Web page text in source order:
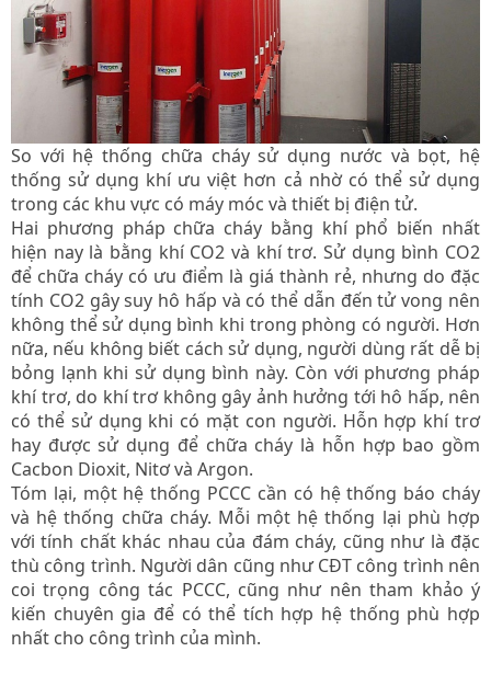
So với hệ thống chữa cháy sử dụng nước và bọt, hệ
thống sử dụng khí ưu việt hơn cả nhờ có thể sử dụng
trong các khu vực có máy móc và thiết bị điện tử.
Hai phương pháp chữa cháy bằng khí phổ biến nhất
hiện nay là bằng khí CO2 và khí trơ. Sử dụng bình CO2
để chữa cháy có ưu điểm là giá thành rẻ, nhưng do đặc
tính CO2 gây suy hô hấp và có thể dẫn đến tử vong nên
không thể sử dụng bình khi trong phòng có người. Hơn
nữa, nếu không biết cách sử dụng, người dùng rất dễ bị
bỏng lạnh khi sử dụng bình này. Còn với phương pháp
khí trơ, do khí trơ không gây ảnh hưởng tới hô hấp, nên
có thể sử dụng khi có mặt con người. Hỗn hợp khí trơ
hay được sử dụng để chữa cháy là hỗn hợp bao gồm
Cacbon Dioxit, Nitơ và Argon.
Tóm lại, một hệ thống PCCC cần có hệ thống báo cháy
và hệ thống chữa cháy. Mỗi một hệ thống lại phù hợp
với tính chất khác nhau của đám cháy, cũng như là đặc
thù công trình. Người dân cũng như CĐT công trình nên
coi trọng công tác PCCC, cũng như nên tham khảo ý
kiến chuyên gia để có thể tích hợp hệ thống phù hợp
nhất cho công trình của mình.